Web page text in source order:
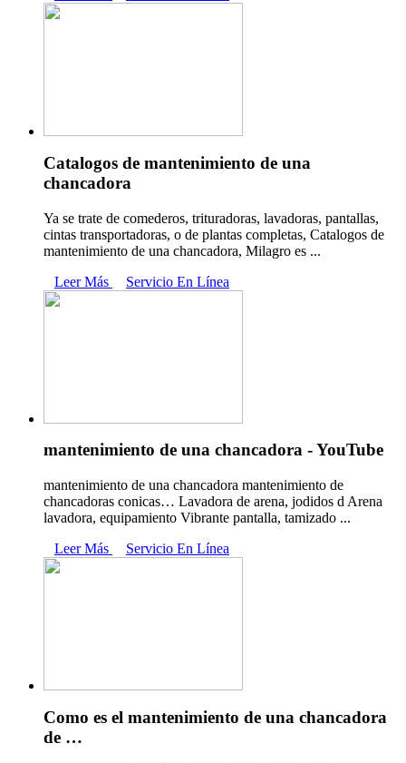
Catalogos de mantenimiento de una
chancadora
Ya se trate de comederos, trituradoras, lavadoras, pantallas,
cintas transportadoras, o de plantas completas, Catalogos de
mantenimiento de una chancadora, Milagro es ...
Leer Más
Servicio En Línea
mantenimiento de una chancadora - YouTube
mantenimiento de una chancadora mantenimiento de
chancadoras conicas… Lavadora de arena, jodidos d Arena
lavadora, equipamiento Vibrante pantalla, tamizado ...
Leer Más
Servicio En Línea
Como es el mantenimiento de una chancadora
de …